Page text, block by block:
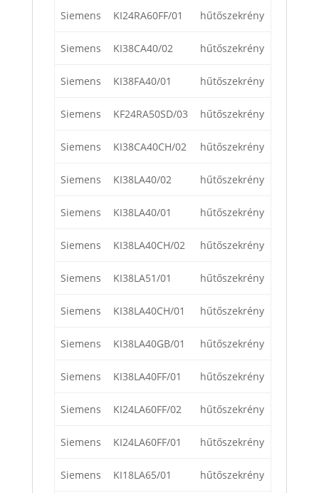
Siemens KI24RA60FF/01 hűtőszekrény
Siemens KI38CA40/02 hűtőszekrény
Siemens KI38FA40/01 hűtőszekrény
Siemens KF24RA50SD/03 hűtőszekrény
Siemens KI38CA40CH/02 hűtőszekrény
Siemens KI38LA40/02 hűtőszekrény
Siemens KI38LA40/01 hűtőszekrény
Siemens KI38LA40CH/02 hűtőszekrény
Siemens KI38LA51/01 hűtőszekrény
Siemens KI38LA40CH/01 hűtőszekrény
Siemens KI38LA40GB/01 hűtőszekrény
Siemens KI38LA40FF/01 hűtőszekrény
Siemens KI24LA60FF/02 hűtőszekrény
Siemens KI24LA60FF/01 hűtőszekrény
Siemens KI18LA65/01 hűtőszekrény